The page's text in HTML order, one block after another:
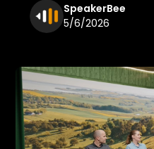
SpeakerBee
5/6/2026